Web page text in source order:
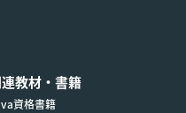
ものとします。ま
し込みを取り消す場
教材・書籍
資格書籍